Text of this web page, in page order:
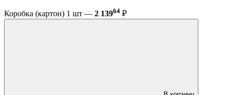
Коробка (картон) 1 шт — 2 13964 ₽